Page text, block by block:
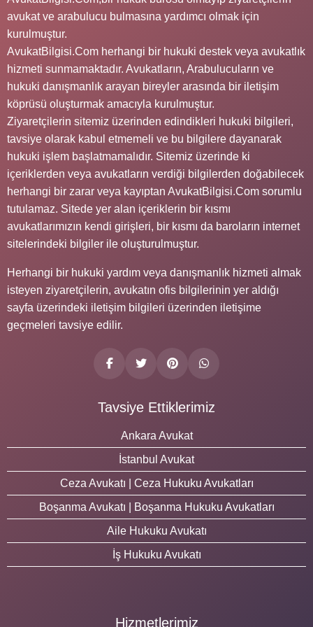
avukat ve arabulucu bulmasına yardımcı olmak için
kurulmuştur.
AvukatBilgisi.Com herhangi bir hukuki destek veya avukatlık
hizmeti sunmamaktadır. Avukatların, Arabulucuların ve
hukuki danışmanlık arayan bireyler arasında bir iletişim
köprüsü oluşturmak amacıyla kurulmuştur.
Ziyaretçilerin sitemiz üzerinden edindikleri hukuki bilgileri,
tavsiye olarak kabul etmemeli ve bu bilgilere dayanarak
hukuki işlem başlatmamalıdır. Sitemiz üzerinde ki
içeriklerden veya avukatların verdiği bilgilerden doğabilecek
herhangi bir zarar veya kayıptan AvukatBilgisi.Com sorumlu
tutulamaz. Sitede yer alan içeriklerin bir kısmı
avukatlarımızın kendi girişleri, bir kısmı da baroların internet
sitelerindeki bilgiler ile oluşturulmuştur.
Herhangi bir hukuki yardım veya danışmanlık hizmeti almak
isteyen ziyaretçilerin, avukatın ofis bilgilerinin yer aldığı
sayfa üzerindeki iletişim bilgileri üzerinden iletişime
geçmeleri tavsiye edilir.
Tavsiye Ettiklerimiz
Ankara Avukat
İstanbul Avukat
Ceza Avukatı | Ceza Hukuku Avukatları
Boşanma Avukatı | Boşanma Hukuku Avukatları
Aile Hukuku Avukatı
İş Hukuku Avukatı
Hizmetlerimiz